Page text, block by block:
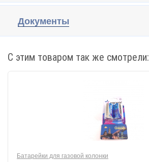
Документы
С этим товаром так же смотрели:
Батарейки для газовой колонки